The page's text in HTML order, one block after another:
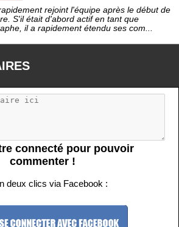
rejoint l'équipe après le début de
S'il était d'abord actif en tant que
il a rapidement étendu ses com...
connecté pour pouvoir
commenter !
deux clics via Facebook :